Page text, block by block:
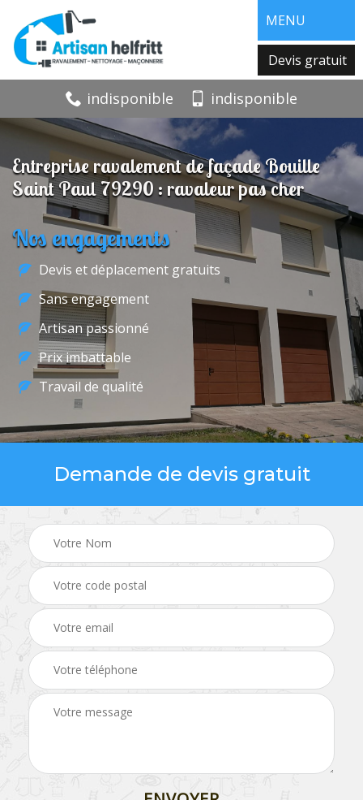
MENU
Devis gratuit
indisponible indisponible
Entreprise ravalement de façade Bouille
Saint Paul 79290 : ravaleur pas cher
Nos engagements
Devis et déplacement gratuits
Sans engagement
Artisan passionné
Prix imbattable
Travail de qualité
Demande de devis gratuit